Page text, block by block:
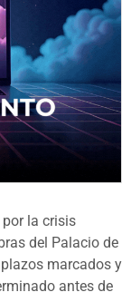
la crisis
del Palacio de
marcados y
antes de